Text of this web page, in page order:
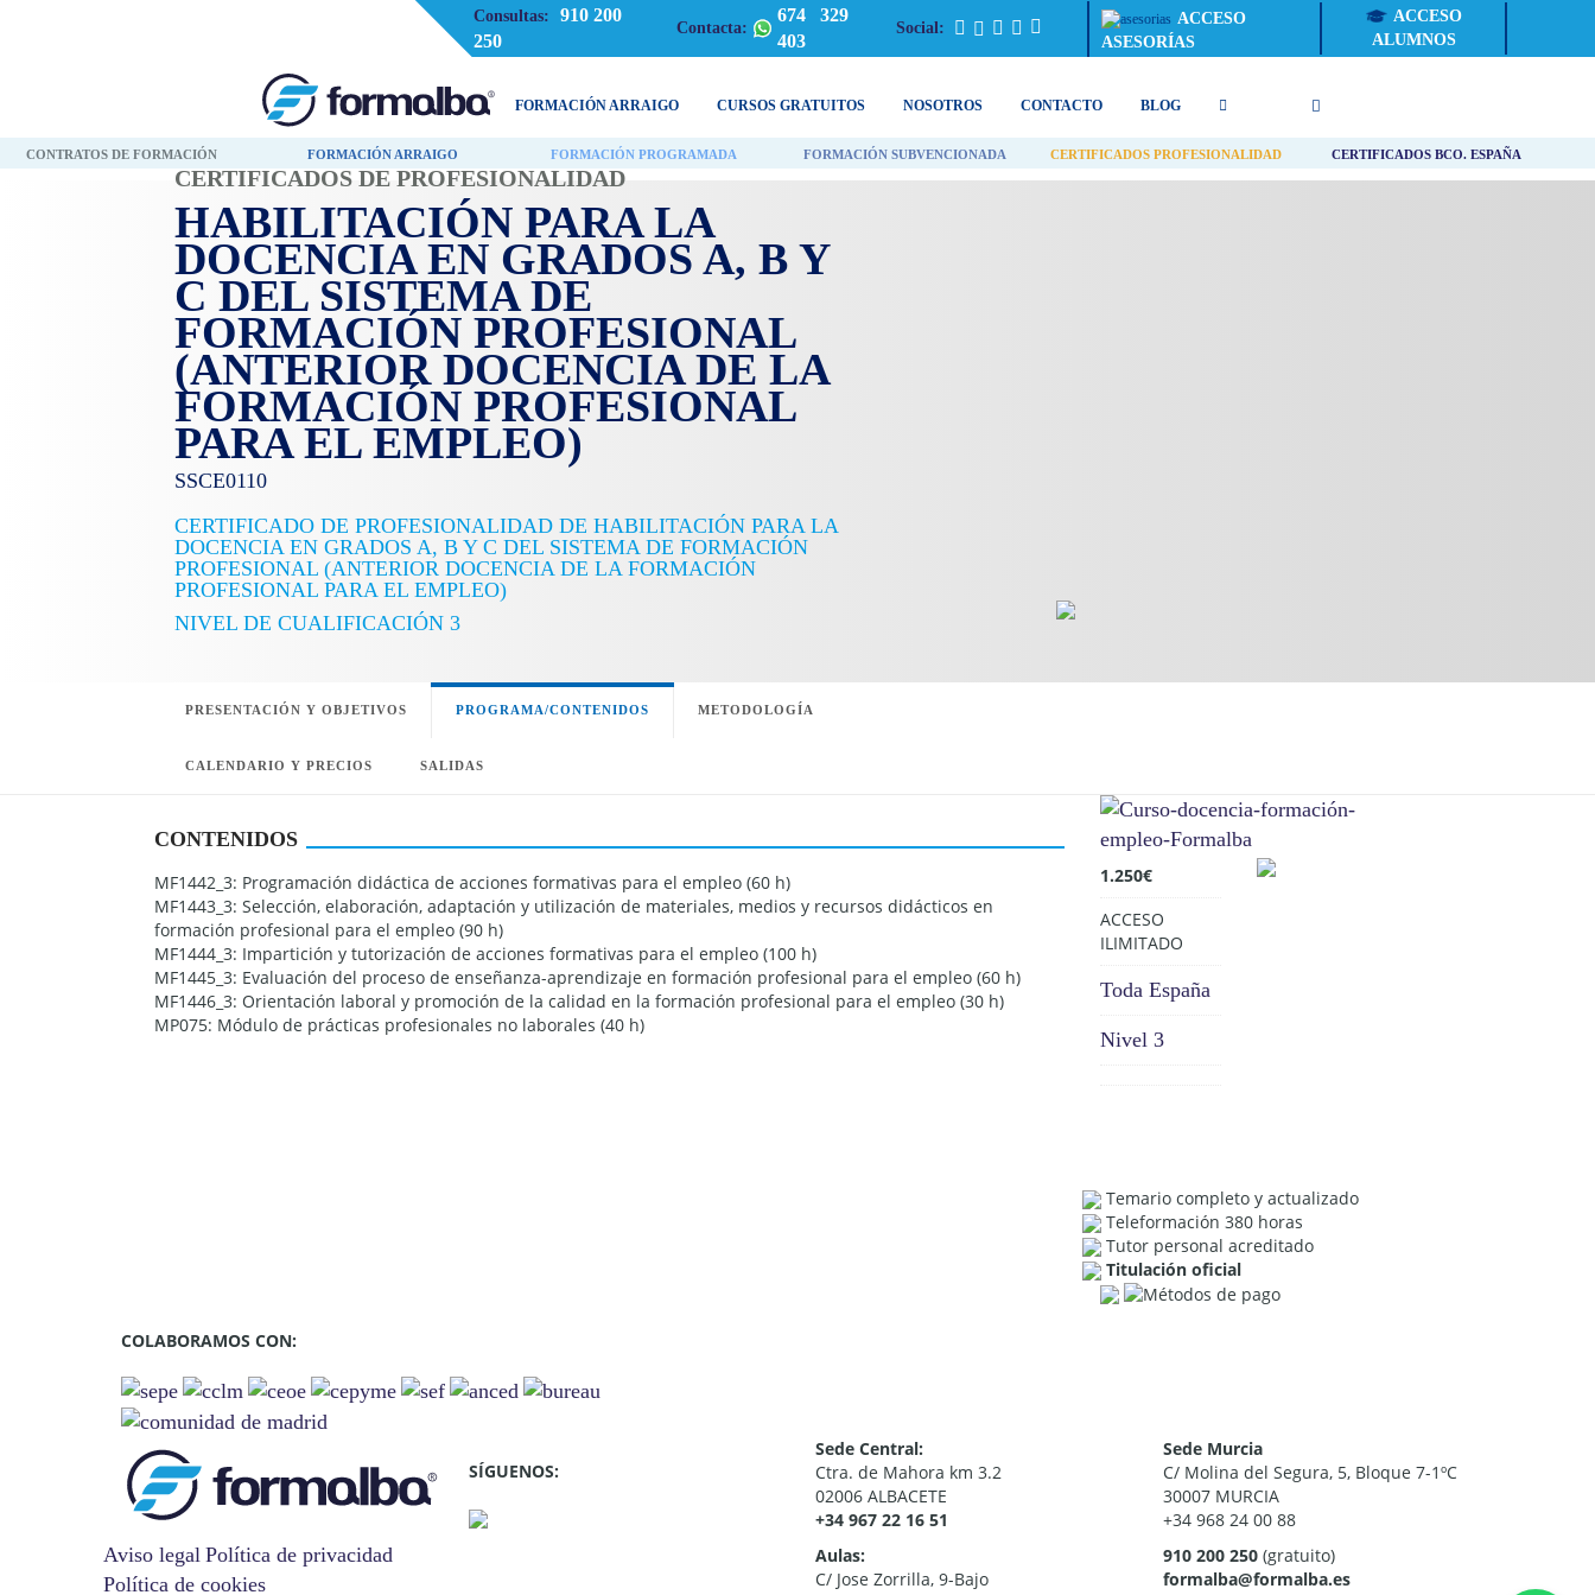
Consultas:
910 200
250
Contacta:
674 329
403
Social:
ACCESO
ASESORÍAS
ACCESO
ALUMNOS
FORMACIÓN ARRAIGO CURSOS GRATUITOS NOSOTROS CONTACTO BLOG
CONTRATOS DE FORMACIÓN FORMACIÓN ARRAIGO FORMACIÓN PROGRAMADA FORMACIÓN SUBVENCIONADA CERTIFICADOS PROFESIONALIDAD CERTIFICADOS BCO. ESPAÑA
CERTIFICADOS DE PROFESIONALIDAD
HABILITACIÓN PARA LA
DOCENCIA EN GRADOS A, B Y
C DEL SISTEMA DE
FORMACIÓN PROFESIONAL
(ANTERIOR DOCENCIA DE LA
FORMACIÓN PROFESIONAL
PARA EL EMPLEO)
SSCE0110
CERTIFICADO DE PROFESIONALIDAD DE HABILITACIÓN PARA LA
DOCENCIA EN GRADOS A, B Y C DEL SISTEMA DE FORMACIÓN
PROFESIONAL (ANTERIOR DOCENCIA DE LA FORMACIÓN
PROFESIONAL PARA EL EMPLEO)
NIVEL DE CUALIFICACIÓN 3
PRESENTACIÓN Y OBJETIVOS PROGRAMA/CONTENIDOS METODOLOGÍA
CALENDARIO Y PRECIOS SALIDAS
CONTENIDOS
MF1442_3: Programación didáctica de acciones formativas para el empleo (60 h)
MF1443_3: Selección, elaboración, adaptación y utilización de materiales, medios y recursos didácticos en
formación profesional para el empleo (90 h)
MF1444_3: Impartición y tutorización de acciones formativas para el empleo (100 h)
MF1445_3: Evaluación del proceso de enseñanza-aprendizaje en formación profesional para el empleo (60 h)
MF1446_3: Orientación laboral y promoción de la calidad en la formación profesional para el empleo (30 h)
MP075: Módulo de prácticas profesionales no laborales (40 h)
1.250€
ACCESO
ILIMITADO
Toda España
Nivel 3
Temario completo y actualizado
Teleformación 380 horas
Tutor personal acreditado
Titulación oficial
COLABORAMOS CON:
Aviso legal Política de privacidad
Política de cookies
SÍGUENOS:
Sede Central:
Ctra. de Mahora km 3.2
02006 ALBACETE
+34 967 22 16 51
Aulas:
C/ Jose Zorrilla, 9-Bajo
Sede Murcia
C/ Molina del Segura, 5, Bloque 7-1ºC
30007 MURCIA
+34 968 24 00 88
910 200 250(gratuito)
formalba@formalba.es